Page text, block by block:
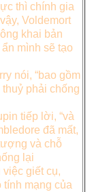
thì chính gia
Voldemort
khai bản
mình sẽ tạo
nói, “bao gồm
phải chống
tiếp lời, “và
đã mất,
và chỗ
lại
giết cụ,
tính mạng của